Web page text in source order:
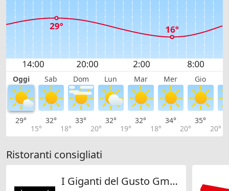
Oggi Sab Dom Lun Mar Mer Gio
29°
15°
32°
18°
33°
20°
32°
19°
32°
18°
34°
20°
35°
20°
Ristoranti consigliati
I Giganti del Gusto GmbH